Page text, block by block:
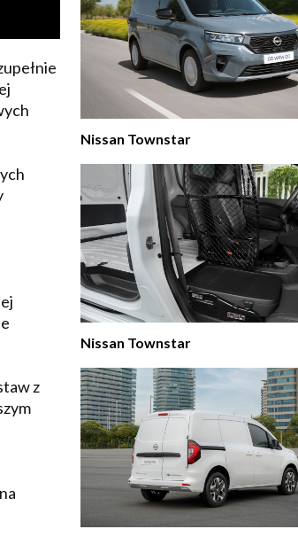
z
Nissan Townstar
Nissan Townstar